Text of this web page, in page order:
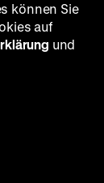
können Sie
auf
und